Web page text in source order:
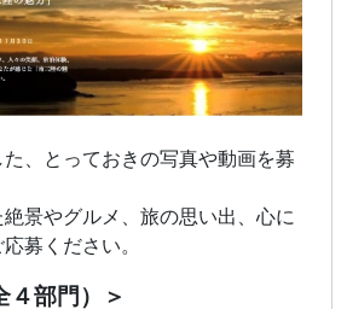
、とっておきの写真や動画を募
景やグルメ、旅の思い出、心に
募ください。
４部門）＞